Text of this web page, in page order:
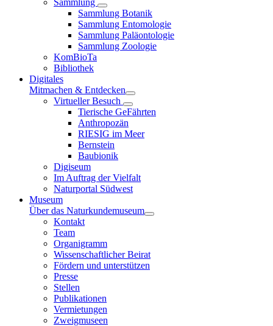
Sammlung
Sammlung Botanik
Sammlung Entomologie
Sammlung Paläontologie
Sammlung Zoologie
KomBioTa
Bibliothek
Digitales
Mitmachen & Entdecken
Virtueller Besuch
Tierische GeFährten
Anthropozän
RIESIG im Meer
Bernstein
Baubionik
Digiseum
Im Auftrag der Vielfalt
Naturportal Südwest
Museum
Über das Naturkundemuseum
Kontakt
Team
Organigramm
Wissenschaftlicher Beirat
Fördern und unterstützen
Presse
Stellen
Publikationen
Vermietungen
Zweigmuseen